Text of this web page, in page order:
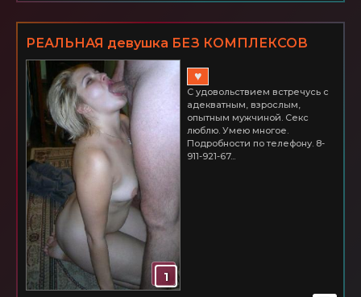
РЕАЛЬНАЯ девушка БЕЗ КОМПЛЕКСОВ
приглашает в гости. м. Технологический
ин-т.
1
♥
С удовольствием встречусь с
адекватным, взрослым,
опытным мужчиной. Секс
люблю. Умею многое.
Подробности по телефону. 8-
911-921-67...